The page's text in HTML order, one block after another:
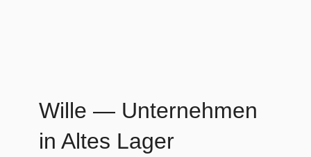
Wille — Unternehmen
in Altes Lager